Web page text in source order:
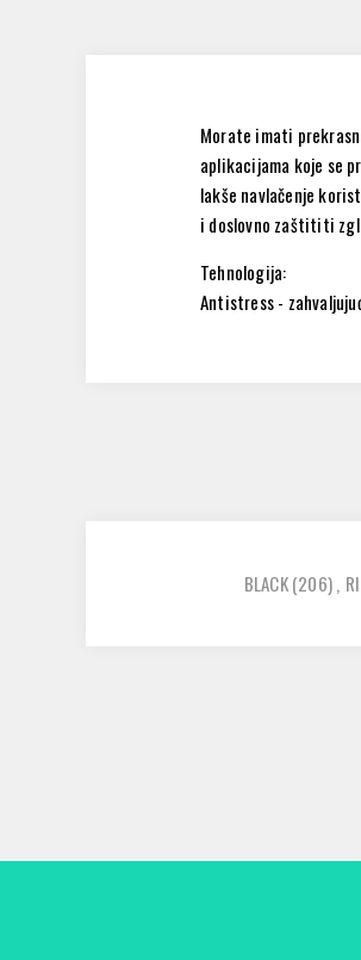
Morate imati
aplikacijama koje se
lakše navlačenje
i doslovno zaštititi
Tehnologija:
Antistress-
BLACK(206),